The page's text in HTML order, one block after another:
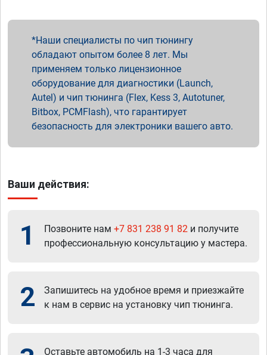
Наши специалисты по чип тюнингу
обладают опытом более 8 лет. Мы
применяем только лицензионное
оборудование для диагностики (Launch,
Autel) и чип тюнинга (Flex, Kess 3, Autotuner,
Bitbox, PCMFlash), что гарантирует
безопасность для электроники вашего авто.
Ваши действия:
1 Позвоните нам +7 831 238 91 82 и получите
профессиональную консультацию у мастера.
2
Запишитесь на удобное время и приезжайте
к нам в сервис на установку чип тюнинга.
Оставьте автомобиль на 1-3 часа для